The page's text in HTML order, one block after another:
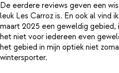
De eerdere reviews geven een
leuk Les Carroz is. En ook al vind
maart 2025 een geweldig
het niet voor iedereen even
het gebied in mijn optiek niet
wintersporter.